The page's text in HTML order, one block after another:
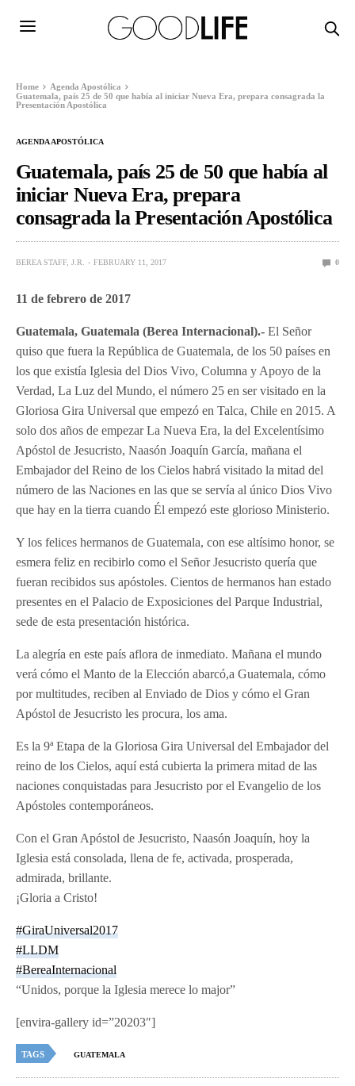
Home
Agenda Apostólica
Guatemala, país 25 de 50 que había al iniciar Nueva Era, prepara consagrada la
Presentación Apostólica
AGENDA APOSTÓLICA
Guatemala, país 25 de 50 que había al
iniciar Nueva Era, prepara
consagrada la Presentación Apostólica
BEREA STAFF, J.R. FEBRUARY 11, 2017 0
11 de febrero de 2017
Guatemala, Guatemala (Berea Internacional).-El Señor
quiso que fuera la República de Guatemala, de los 50 países en
los que existía Iglesia del Dios Vivo, Columna y Apoyo de la
Verdad, La Luz del Mundo, el número 25 en ser visitado en la
Gloriosa Gira Universal que empezó en Talca, Chile en 2015. A
solo dos años de empezar La Nueva Era, la del Excelentísimo
Apóstol de Jesucristo, Naasón Joaquín García, mañana el
Embajador del Reino de los Cielos habrá visitado la mitad del
número de las Naciones en las que se servía al único Dios Vivo
que hay en la tierra cuando Él empezó este glorioso Ministerio.
Y los felices hermanos de Guatemala, con ese altísimo honor, se
esmera feliz en recibirlo como el Señor Jesucristo quería que
fueran recibidos sus apóstoles. Cientos de hermanos han estado
presentes en el Palacio de Exposiciones del Parque Industrial,
sede de esta presentación histórica.
La alegría en este país aflora de inmediato. Mañana el mundo
verá cómo el Manto de la Elección abarcó,a Guatemala, cómo
por multitudes, reciben al Enviado de Dios y cómo el Gran
Apóstol de Jesucristo les procura, los ama.
Es la 9ª Etapa de la Gloriosa Gira Universal del Embajador del
reino de los Cielos, aquí está cubierta la primera mitad de las
naciones conquistadas para Jesucristo por el Evangelio de los
Apóstoles contemporáneos.
Con el Gran Apóstol de Jesucristo, Naasón Joaquín, hoy la
Iglesia está consolada, llena de fe, activada, prosperada,
admirada, brillante.
¡Gloria a Cristo!
#GiraUniversal2017
#LLDM
#BereaInternacional
“Unidos, porque la Iglesia merece lo major”
[envira-gallery id=”20203″]
TAGS GUATEMALA